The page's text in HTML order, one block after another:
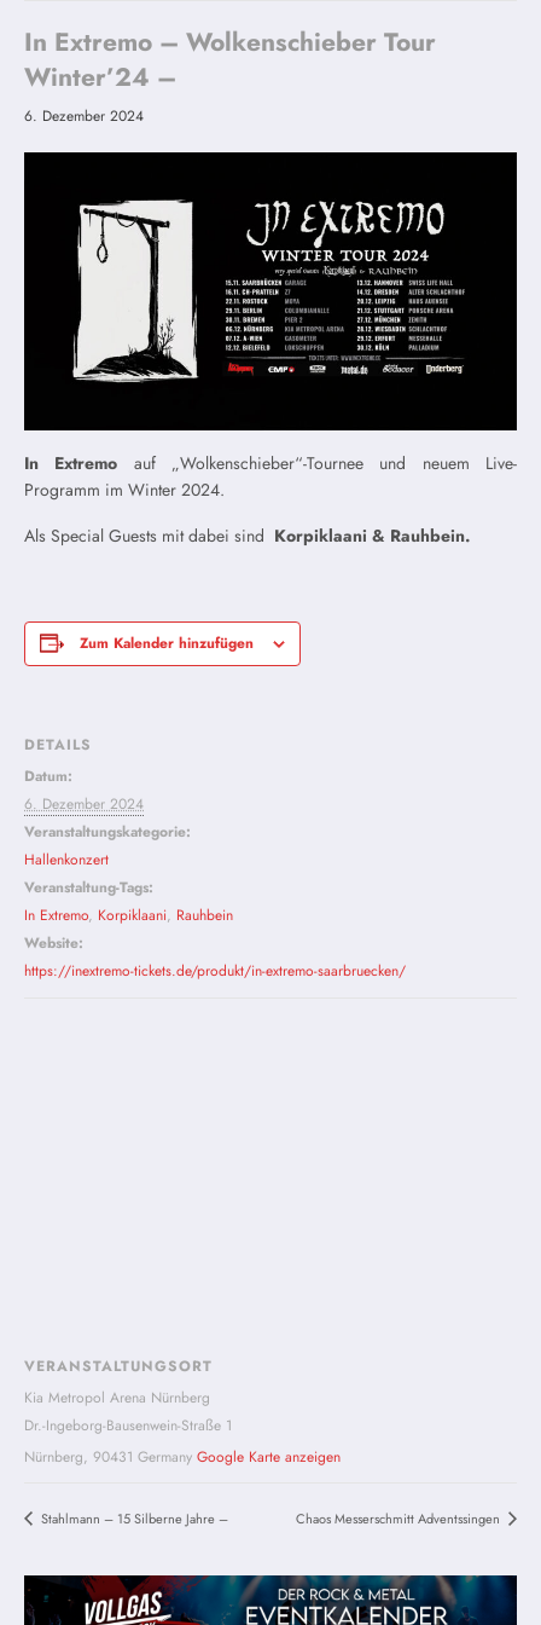
In Extremo – Wolkenschieber Tour
Winter’24 –
6. Dezember 2024
In Extremo auf „Wolkenschieber“-Tournee und neuem Live-
Programm im Winter 2024.
Als Special Guests mit dabei sind Korpiklaani & Rauhbein.
Zum Kalender hinzufügen
DETAILS
Datum:
6. Dezember 2024
Veranstaltungskategorie:
Hallenkonzert
Veranstaltung-Tags:
In Extremo, Korpiklaani, Rauhbein
Website:
https://inextremo-tickets.de/produkt/in-extremo-saarbruecken/
VERANSTALTUNGSORT
Kia Metropol Arena Nürnberg
Dr.-Ingeborg-Bausenwein-Straße 1
Nürnberg, 90431 Germany Google Karte anzeigen
Stahlmann – 15 Silberne Jahre – Chaos Messerschmitt Adventssingen